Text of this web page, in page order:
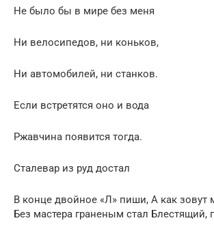
Не было бы в мире без меня
Ни велосипедов, ни коньков,
Ни автомобилей, ни станков.
Если встретятся оно и вода
Ржавчина появится тогда.
Сталевар из руд достал
В конце двойное «Л» пиши, А как зовут
Без мастера граненым стал Блестящий,